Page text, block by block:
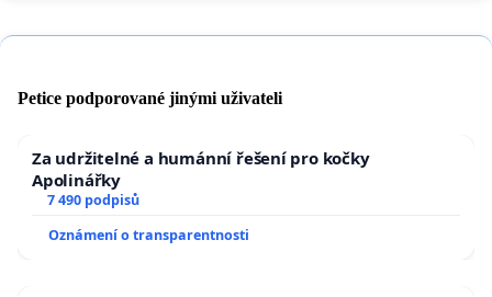
Petice podporované jinými uživateli
Za udržitelné a humánní řešení pro kočky
Apolinářky
7 490 podpisů
Oznámení o transparentnosti